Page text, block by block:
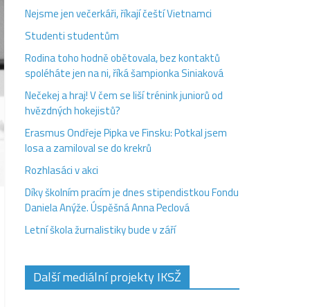
Nejsme jen večerkáři, říkají čeští Vietnamci
Studenti studentům
Rodina toho hodně obětovala, bez kontaktů
spoléháte jen na ni, říká šampionka Siniaková
Nečekej a hraj! V čem se liší trénink juniorů od
hvězdných hokejistů?
Erasmus Ondřeje Pipka ve Finsku: Potkal jsem
losa a zamiloval se do krekrů
Rozhlasáci v akci
Díky školním pracím je dnes stipendistkou Fondu
Daniela Anýže. Úspěšná Anna Peclová
Letní škola žurnalistiky bude v září
Další mediální projekty IKSŽ